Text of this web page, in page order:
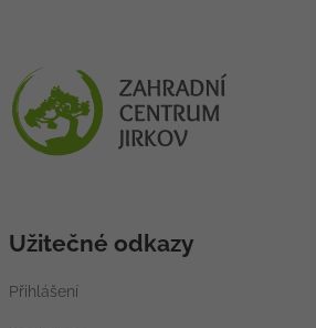
Užitečné odkazy
Přihlášení